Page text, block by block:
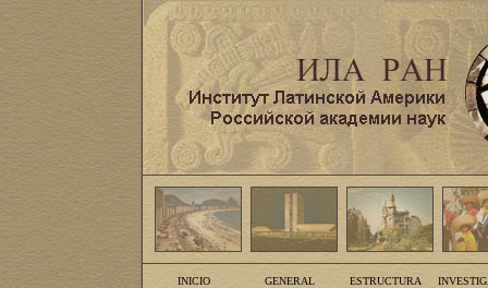
INICIO GENERAL ESTRUCTURA